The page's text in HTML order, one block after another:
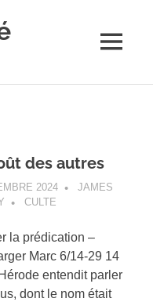
MENU
des autres
2024
JAMES
CULTE
la prédication –
Marc 6/14-29 14
entendit parler
dont le nom était